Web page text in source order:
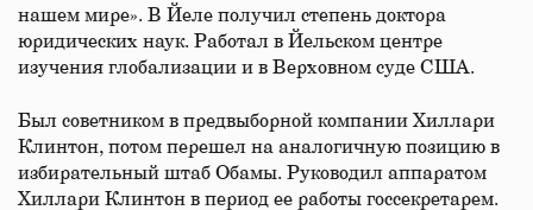
нашем мире». В Йеле получил степень доктора
юридических наук. Работал в Йельском центре
изучения глобализации и в Верховном суде США.
Был советником в предвыборной компании Хиллари
Клинтон, потом перешел на аналогичную позицию в
избирательный штаб Обамы. Руководил аппаратом
Хиллари Клинтон в период ее работы госсекретарем.